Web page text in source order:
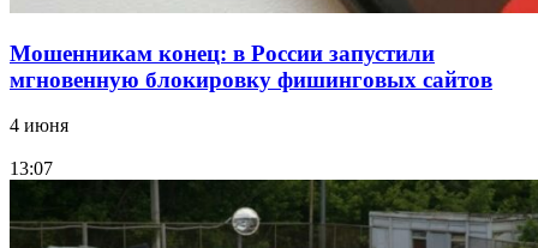
Мошенникам конец: в России запустили
мгновенную блокировку фишинговых сайтов
4 июня
13:07